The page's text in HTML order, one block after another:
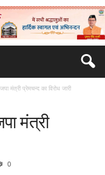
मंत्री प्रेमचन्द का विरोध जारी
मंत्री
0